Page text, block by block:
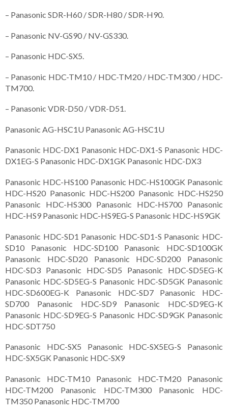
– Panasonic SDR-H60 / SDR-H80 / SDR-H90.
– Panasonic NV-GS90 / NV-GS330.
– Panasonic HDC-SX5.
– Panasonic HDC-TM10 / HDC-TM20 / HDC-TM300 / HDC-
TM700.
– Panasonic VDR-D50 / VDR-D51.
Panasonic AG-HSC1U Panasonic AG-HSC1U
Panasonic HDC-DX1 Panasonic HDC-DX1-S Panasonic HDC-
DX1EG-S Panasonic HDC-DX1GK Panasonic HDC-DX3
Panasonic HDC-HS100 Panasonic HDC-HS100GK Panasonic
HDC-HS20 Panasonic HDC-HS200 Panasonic HDC-HS250
Panasonic HDC-HS300 Panasonic HDC-HS700 Panasonic
HDC-HS9 Panasonic HDC-HS9EG-S Panasonic HDC-HS9GK
Panasonic HDC-SD1 Panasonic HDC-SD1-S Panasonic HDC-
SD10 Panasonic HDC-SD100 Panasonic HDC-SD100GK
Panasonic HDC-SD20 Panasonic HDC-SD200 Panasonic
HDC-SD3 Panasonic HDC-SD5 Panasonic HDC-SD5EG-K
Panasonic HDC-SD5EG-S Panasonic HDC-SD5GK Panasonic
HDC-SD600EG-K Panasonic HDC-SD7 Panasonic HDC-
SD700 Panasonic HDC-SD9 Panasonic HDC-SD9EG-K
Panasonic HDC-SD9EG-S Panasonic HDC-SD9GK Panasonic
HDC-SDT750
Panasonic HDC-SX5 Panasonic HDC-SX5EG-S Panasonic
HDC-SX5GK Panasonic HDC-SX9
Panasonic HDC-TM10 Panasonic HDC-TM20 Panasonic
HDC-TM200 Panasonic HDC-TM300 Panasonic HDC-
TM350 Panasonic HDC-TM700